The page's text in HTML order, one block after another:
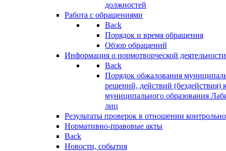
должностей
Работа с обращениями
Back
Порядок и время обращения
Обзор обращений
Информация о нормотворческой деятельности
Back
Порядок обжалования
решений, действий (бездействия)
муниципального образования
лиц
Результаты проверок в отношении
Нормативно-правовые акты
Back
Новости, события